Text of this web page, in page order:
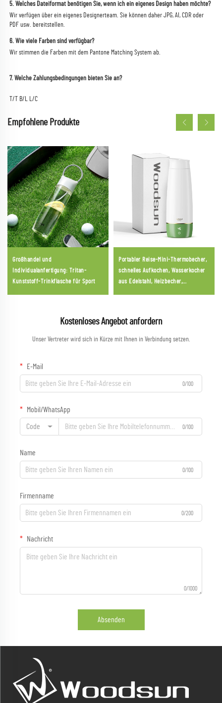
5. Welches Dateiformat benötigen Sie, wenn ich ein eigenes Design haben möchte?
Wir verfügen über ein eigenes Designerteam. Sie können daher JPG, AI, CDR oder
PDF usw. bereitstellen.
6. Wie viele Farben sind verfügbar?
Wir stimmen die Farben mit dem Pantone Matching System ab.
7. Welche Zahlungsbedingungen bieten Sie an?
T/T B/L L/C
Empfohlene Produkte
Großhandel und
Individualanfertigung: Tritan-
Kunststoff-Trinkflasche für Sport
Portabler Reise-Mini-Thermobecher,
schnelles Aufkochen, Wasserkocher
aus Edelstahl, Heizbecher,
Kostenloses Angebot anfordern
Unser Vertreter wird sich in Kürze mit Ihnen in Verbindung setzen.
E-Mail
0/100
Mobil/WhatsApp
Code 0/100
Name
0/100
Firmenname
0/200
Nachricht
0/1000
Absenden